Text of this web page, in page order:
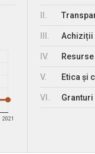
2021
Achiziții
IV.
V. Etica și
VI.